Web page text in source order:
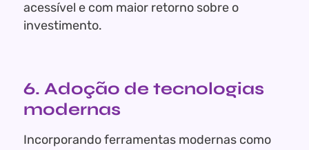
acessível e com maior retorno sobre o
investimento.
6. Adoção de tecnologias
modernas
Incorporando ferramentas modernas como